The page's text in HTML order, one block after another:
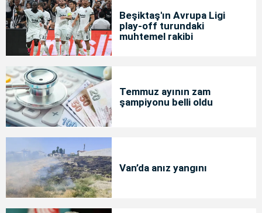
Beşiktaş'ın Avrupa Ligi
play-off turundaki
muhtemel rakibi
Temmuz ayının zam
şampiyonu belli oldu
Van’da anız yangını